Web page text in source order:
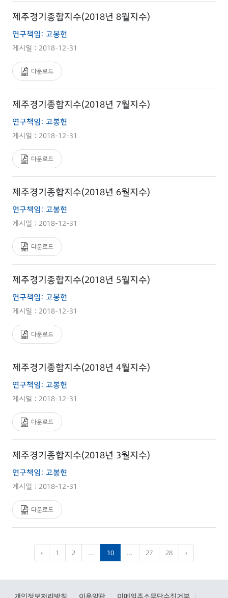
제주경기종합지수(2018년 8월지수)
연구책임: 고봉현
게시일 : 2018-12-31
다운로드
제주경기종합지수(2018년 7월지수)
연구책임: 고봉현
게시일 : 2018-12-31
다운로드
제주경기종합지수(2018년 6월지수)
연구책임: 고봉현
게시일 : 2018-12-31
다운로드
제주경기종합지수(2018년 5월지수)
연구책임: 고봉현
게시일 : 2018-12-31
다운로드
제주경기종합지수(2018년 4월지수)
연구책임: 고봉현
게시일 : 2018-12-31
다운로드
제주경기종합지수(2018년 3월지수)
연구책임: 고봉현
게시일 : 2018-12-31
다운로드
‹ 1 2 ... 10 ... 27 28 ›